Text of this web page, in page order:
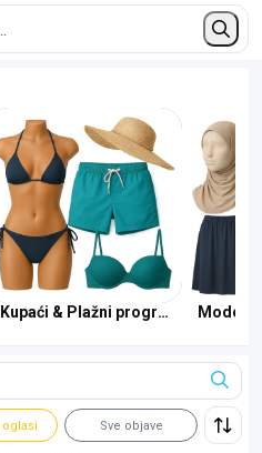
Kupaći & Plažni program Modest
oglasi Sve objave